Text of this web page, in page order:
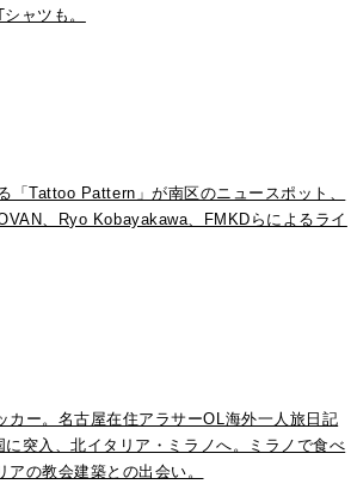
ャツも。
「Tattoo Pattern」が南区のニュースポット、
、Ryo Kobayakawa、FMKDらによるライ
カー。名古屋在住アラサーOL海外一人旅日記
突入、北イタリア・ミラノへ。ミラノで食べ
の教会建築との出会い。